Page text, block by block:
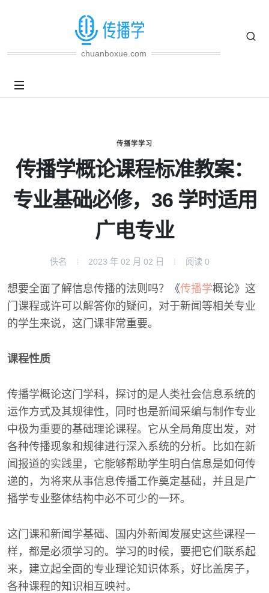
chuanboxue.com
传播学学习
传播学概论课程标准教案：
专业基础必修，36 学时适用
广电专业
佚名 2023 年 02 月 02 日 阅读 0
想要全面了解信息传播的法则吗？《传播学概论》这
门课程或许可以解答你的疑问，对于新闻等相关专业
的学生来说，这门课非常重要。
课程性质
传播学概论这门学科，探讨的是人类社会信息系统的
运作方式及其规律性，同时也是新闻采编与制作专业
中极为重要的基础理论课程。它从全局角度出发，对
各种传播现象和规律进行深入系统的分析。比如在新
闻报道的实践里，它能够帮助学生明白信息是如何传
递的，为将来从事信息传播工作奠定基础，并且是广
播学专业整体结构中必不可少的一环。
这门课和新闻学基础、国内外新闻发展史这些课程一
样，都是必须学习的。学习的时候，要把它们联系起
来，建立起全面的专业理论知识体系，好比盖房子，
各种课程的知识相互映衬。